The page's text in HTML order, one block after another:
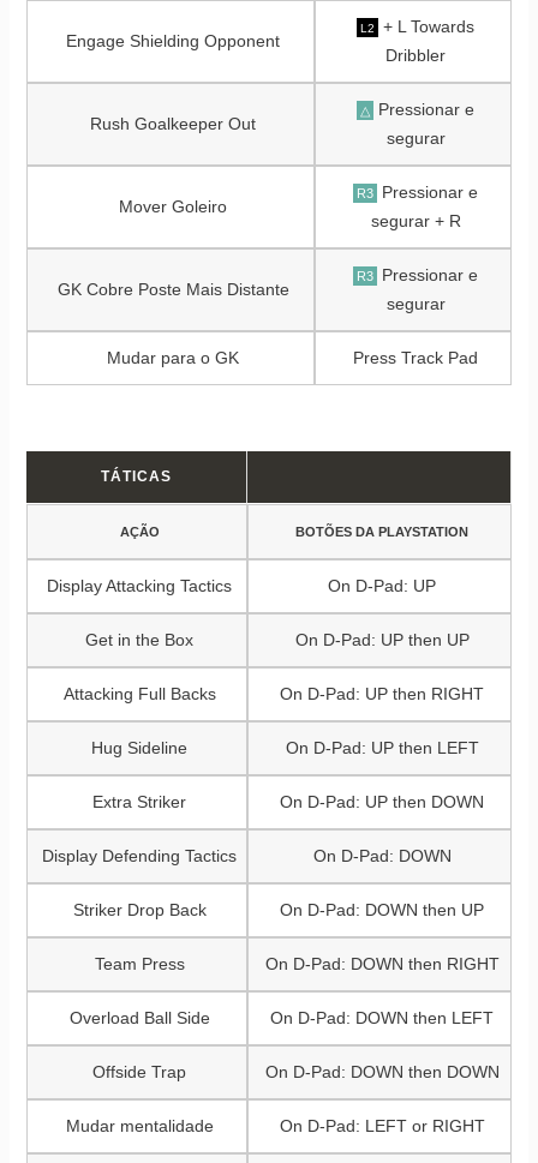
Engage Shielding Opponent
L2
+ L Towards
Dribbler
Rush Goalkeeper Out
△
Pressionar e
segurar
Mover Goleiro
R3
Pressionar e
segurar + R
GK Cobre Poste Mais Distante
R3
Pressionar e
segurar
Mudar para o GK Press Track Pad
TÁTICAS
AÇÃO BOTÕES DA PLAYSTATION
Display Attacking Tactics On D-Pad: UP
Get in the Box On D-Pad: UP then UP
Attacking Full Backs On D-Pad: UP then RIGHT
Hug Sideline On D-Pad: UP then LEFT
Extra Striker On D-Pad: UP then DOWN
Display Defending Tactics On D-Pad: DOWN
Striker Drop Back On D-Pad: DOWN then UP
Team Press On D-Pad: DOWN then RIGHT
Overload Ball Side On D-Pad: DOWN then LEFT
Offside Trap On D-Pad: DOWN then DOWN
Mudar mentalidade On D-Pad: LEFT or RIGHT